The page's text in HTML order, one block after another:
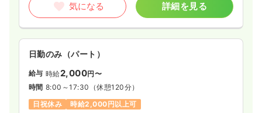
気になる 詳細を見る
日勤のみ（パート）
給与 時給2,000円〜
時間 8:00～17:30 （休憩120分）
日祝休み
時給2,000円以上可